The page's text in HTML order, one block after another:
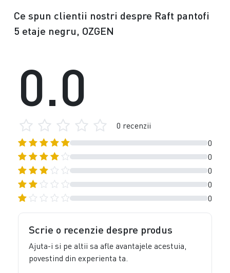
Ce spun clientii nostri despre Raft pantofi
5 etaje negru, OZGEN
0
0
0
0
0
0.0
0 recenzii
Scrie o recenzie despre produs
Ajuta-i si pe altii sa afle avantajele acestuia,
povestind din experienta ta.